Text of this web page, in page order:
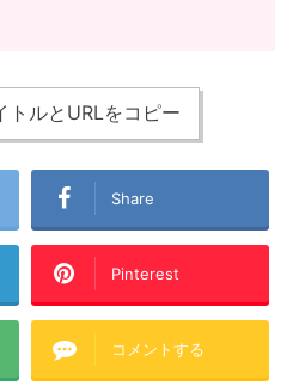
トルとURLをコピー
Share
Pinterest
コメントする